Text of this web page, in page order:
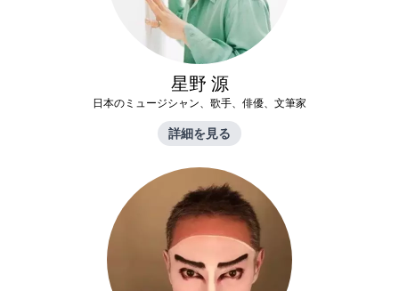
星野 源
日本のミュージシャン、歌手、俳優、文筆家
詳細を見る